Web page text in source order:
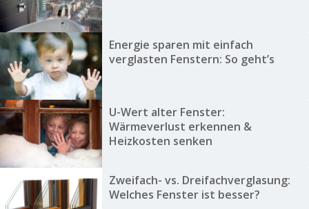
Energie sparen mit einfach
verglasten Fenstern: So geht’s
U-Wert alter Fenster:
Wärmeverlust erkennen &
Heizkosten senken
Zweifach- vs. Dreifachverglasung:
Welches Fenster ist besser?